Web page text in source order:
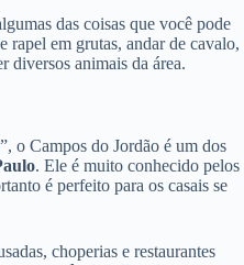
das coisas que você pode
rapel em grutas, andar de cavalo,
diversos animais da área.
o Campos do Jordão é um dos
. Ele é muito conhecido pelos
é perfeito para os casais se
choperias e restaurantes